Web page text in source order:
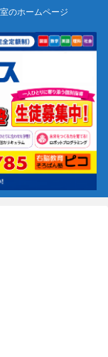
のホームページ